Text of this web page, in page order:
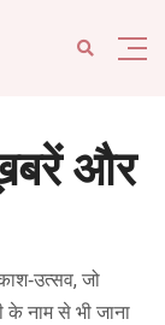
और
जो
के नाम से भी जाना